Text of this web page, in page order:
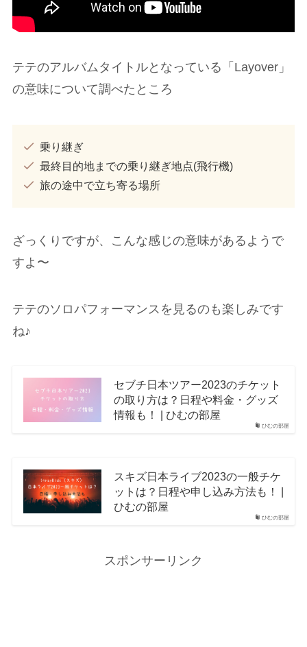
テテのアルバムタイトルとなっている「Layover」
の意味について調べたところ
乗り継ぎ
最終目的地までの乗り継ぎ地点(飛行機)
旅の途中で立ち寄る場所
ざっくりですが、こんな感じの意味があるようで
すよ〜
テテのソロパフォーマンスを見るのも楽しみです
ね♪
ひむの部屋
セブチ日本ツアー2023のチケット
の取り方は？日程や料金・グッズ
情報も！ | ひむの部屋
ひむの部屋
スキズ日本ライブ2023の一般チケ
ットは？日程や申し込み方法も！ |
ひむの部屋
スポンサーリンク